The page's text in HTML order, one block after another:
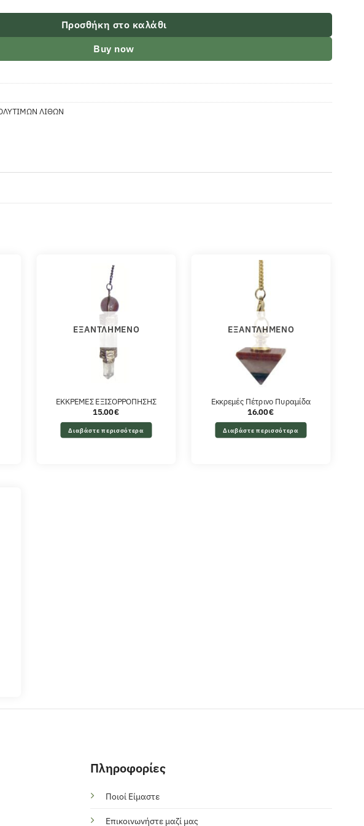
Προσθήκη στο καλάθι
Buy now
ΛΙΘΩΝ
ΕΞΑΝΤΛΗΜΈΝΟ
ΕΚΚΡΕΜΕΣ ΕΞΙΣΟΡΡΟΠΗΣΗΣ
15.00€
Διαβάστε περισσότερα
ΕΞΑΝΤΛΗΜΈΝΟ
Εκκρεμές Πέτρινο Πυραμίδα
16.00€
Διαβάστε περισσότερα
Πληροφορίες
Ποιοί Είμαστε
Επικοινωνήστε μαζί μας